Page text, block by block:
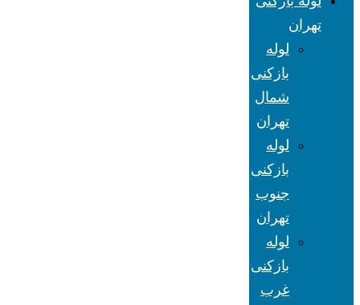
تهران
لوله
بازکنی
شمال
تهران
لوله
بازکنی
جنوب
تهران
لوله
بازکنی
غرب